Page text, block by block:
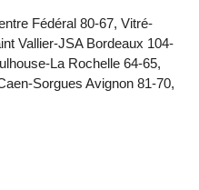
Fédéral 80-67, Vitré-
Vallier-JSA Bordeaux 104-
La Rochelle 64-65,
Sorgues Avignon 81-70,